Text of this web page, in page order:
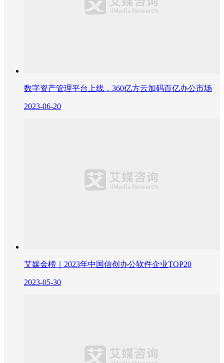
数字资产管理平台上线，360亿方云加码百亿办公市场
2023-06-20
艾媒金榜｜2023年中国信创办公软件企业TOP20
2023-05-30